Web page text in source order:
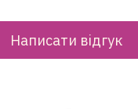
Написати відгук